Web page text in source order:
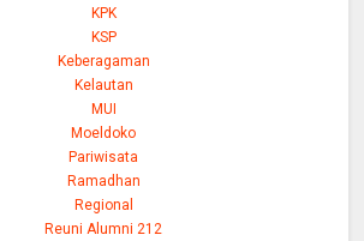
KPK
KSP
Keberagaman
Kelautan
MUI
Moeldoko
Pariwisata
Ramadhan
Regional
Reuni Alumni 212